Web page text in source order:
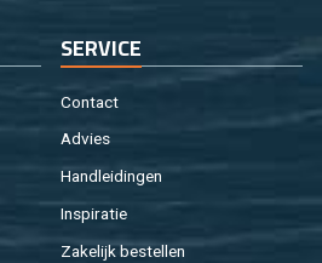
SER­VI­CE
Con­tact
Ad­vies
Hand­lei­din­gen
In­spi­ra­tie
Za­ke­lijk be­stel­len